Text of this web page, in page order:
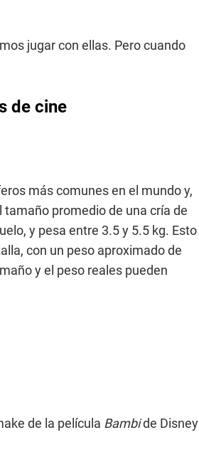
jugar con ellas. Pero cuando
de cine
más comunes en el mundo y,
promedio de una cría de
y pesa entre 3.5 y 5.5 kg. Esto
con un peso aproximado de
y el peso reales pueden
de la película Bambide Disney